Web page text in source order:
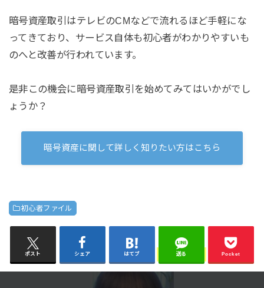
暗号資産取引はテレビのCMなどで流れるほど手軽にな
ってきており、サービス自体も初心者がわかりやすいも
のへと改善が行われています。
是非この機会に暗号資産取引を始めてみてはいかがでし
ょうか？
暗号資産に関して詳しく知りたい方はこちら
初心者ファイル
ポスト シェア はてブ 送る Pocket